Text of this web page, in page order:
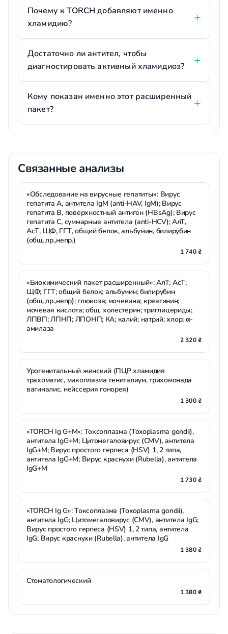
Почему к TORCH добавляют именно
хламидию?
Достаточно ли антител, чтобы
диагностировать активный хламидиоз?
Кому показан именно этот расширенный
пакет?
Связанные анализы
«Обследование на вирусные гепатиты»: Вирус
гепатита А, антитела IgM (anti-HAV, IgM); Вирус
гепатита В, поверхностный антиген (HBsAg); Вирус
гепатита С, суммарные антитела (anti-HCV); АлТ,
АсТ, ЩФ, ГГТ, общий белок, альбумин, билирубин
(общ.,пр.,непр.)
1 740 ₴
«Биохимический пакет расширенный»: АлТ; АсТ;
ЩФ; ГГТ; общий белок; альбумин; билирубин
(общ.,пр.,непр); глюкоза; мочевина; креатинин;
мочевая кислота; общ. холестерин; триглицериды;
ЛПВП; ЛПНП; ЛПОНП; КА; калий; натрий; хлор; α-
амилаза
2 320 ₴
Урогенитальный женский (ПЦР хламидия
трахоматис, микоплазма гениталиум, трихомонада
вагиналис, нейссерия гонорея)
1 300 ₴
«TORCH Ig G+М»: Токсоплазма (Toxoplasma gondii),
антитела IgG+M; Цитомегаловирус (CMV), антитела
IgG+M; Вирус простого герпеса (HSV) 1, 2 типа,
антитела IgG+M; Вирус краснухи (Rubella), антитела
IgG+M
1 730 ₴
«TORCH Ig G»: Токсоплазма (Toxoplasma gondii),
антитела IgG; Цитомегаловирус (CMV), антитела IgG;
Вирус простого герпеса (HSV) 1, 2 типа, антитела
IgG; Вирус краснухи (Rubella), антитела IgG
1 380 ₴
Стоматологический
1 380 ₴